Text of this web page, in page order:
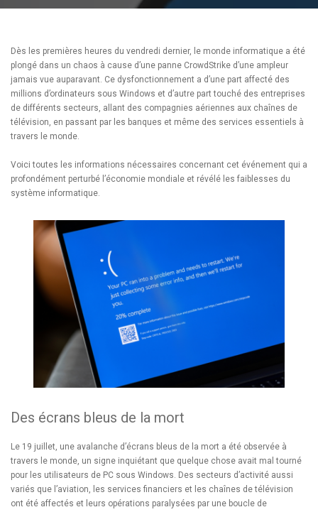
Dès les premières heures du vendredi dernier, le monde informatique a été
plongé dans un chaos à cause d’une panne CrowdStrike d’une ampleur
jamais vue auparavant. Ce dysfonctionnement a d’une part affecté des
millions d’ordinateurs sous Windows et d’autre part touché des entreprises
de différents secteurs, allant des compagnies aériennes aux chaînes de
télévision, en passant par les banques et même des services essentiels à
travers le monde.
Voici toutes les informations nécessaires concernant cet événement qui a
profondément perturbé l’économie mondiale et révélé les faiblesses du
système informatique.
Des écrans bleus de la mort
Le 19 juillet, une avalanche d’écrans bleus de la mort a été observée à
travers le monde, un signe inquiétant que quelque chose avait mal tourné
pour les utilisateurs de PC sous Windows. Des secteurs d’activité aussi
variés que l’aviation, les services financiers et les chaînes de télévision
ont été affectés et leurs opérations paralysées par une boucle de